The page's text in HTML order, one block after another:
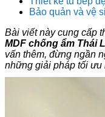
Bảo quản và vệ
Bài viết này cung cấp
MDF chống ẩm Thái
vấn thêm, đừng ngần
những giải pháp tối ưu